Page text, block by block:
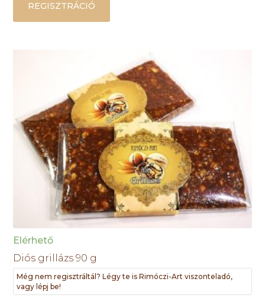
REGISZTRÁCIÓ
Elérhető
Diós grillázs 90 g
Még nem regisztráltál? Légy te is Rimóczi-Art viszonteladó,
vagy lépj be!